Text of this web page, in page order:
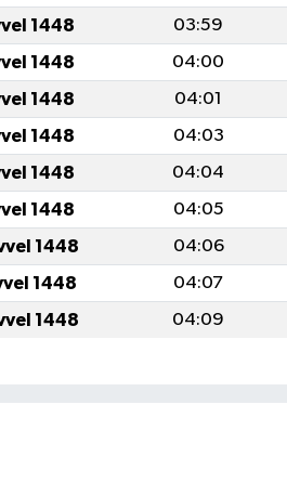
1448 03:59
1448 04:00
1448 04:01
1448 04:03
1448 04:04
1448 04:05
1448 04:06
1448 04:07
1448 04:09